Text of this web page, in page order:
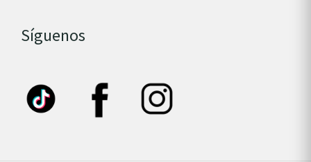
Síguenos